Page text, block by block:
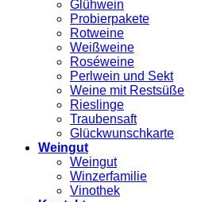
Glühwein
Probierpakete
Rotweine
Weißweine
Roséweine
Perlwein und Sekt
Weine mit Restsüße
Rieslinge
Traubensaft
Glückwunschkarte
Weingut
Weingut
Winzerfamilie
Vinothek